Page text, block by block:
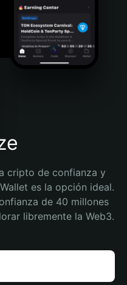
cripto de confianza y
es la opción ideal.
de 40 millones
libremente la Web3.